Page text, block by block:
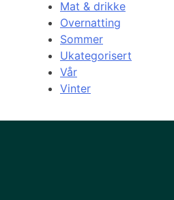
Mat & drikke
Overnatting
Sommer
Ukategorisert
Vår
Vinter